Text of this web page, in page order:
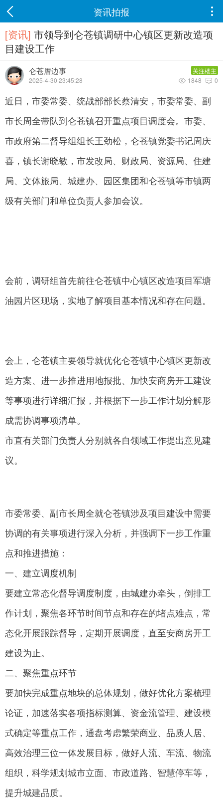
资讯拍报 
[资讯] 市领导到仑苍镇调研中心镇区更新改造项
目建设工作
仑苍厝边事
关注楼主
2025-4-30 23:45:28
 0
 1848
近日，市委常委、统战部部长蔡清安，市委常委、副
市长周全带队到仑苍镇召开重点项目调度会。市委、
市政府第二督导组组长王劲松，仑苍镇党委书记周庆
喜，镇长谢晓敏，市发改局、财政局、资源局、住建
局、文体旅局、城建办、园区集团和仑苍镇等市镇两
级有关部门和单位负责人参加会议。
会前，调研组首先前往仑苍镇中心镇区改造项目军塘
油园片区现场，实地了解项目基本情况和存在问题。
会上，仑苍镇主要领导就优化仑苍镇中心镇区更新改
造方案、进一步推进用地报批、加快安商房开工建设
等事项进行详细汇报，并根据下一步工作计划分解形
成需协调事项清单。
市直有关部门负责人分别就各自领域工作提出意见建
议。
市委常委、副市长周全就仑苍镇涉及项目建设中需要
协调的有关事项进行深入分析，并强调下一步工作重
点和推进措施：
一、建立调度机制
要建立常态化督导调度制度，由城建办牵头，倒排工
作计划，聚焦各环节时间节点和存在的堵点难点，常
态化开展跟踪督导，定期开展调度，直至安商房开工
建设为止。
二、聚焦重点环节
要加快完成重点地块的总体规划，做好优化方案梳理
论证，加速落实各项指标测算、资金流管理、建设模
式确定等重点工作，通盘考虑繁荣商业、品质人居、
高效治理三位一体发展目标，做好人流、车流、物流
组织，科学规划城市立面、市政道路、智慧停车等，
提升城建品质。